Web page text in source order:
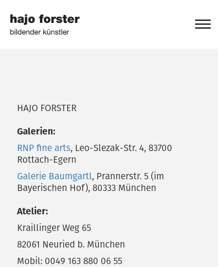
HAJO FORSTER
Galerien:
RNP fine arts, Leo-Slezak-Str. 4, 83700
Rottach-Egern
Galerie Baumgartl, Prannerstr. 5 (im
Bayerischen Hof), 80333 München
Atelier:
Kraillinger Weg 65
82061 Neuried b. München
Mobil: 0049 163 880 06 55